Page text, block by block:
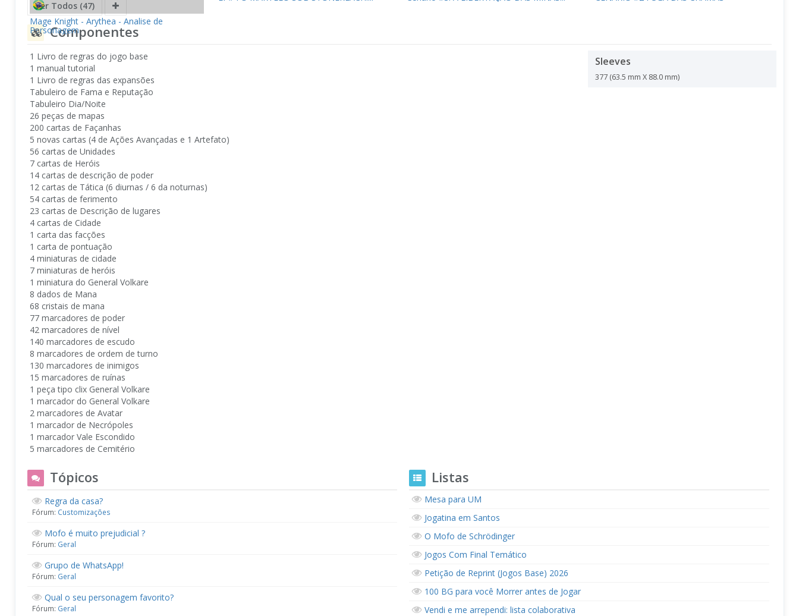
Mage Knight - Arythea - Analise de
Personagem
Ver Todos (47)
Componentes
1 Livro de regras do jogo base
1 manual tutorial
1 Livro de regras das expansões
Tabuleiro de Fama e Reputação
Tabuleiro Dia/Noite
26 peças de mapas
200 cartas de Façanhas
5 novas cartas (4 de Ações Avançadas e 1 Artefato)
56 cartas de Unidades
7 cartas de Heróis
14 cartas de descrição de poder
12 cartas de Tática (6 diurnas / 6 da noturnas)
54 cartas de ferimento
23 cartas de Descrição de lugares
4 cartas de Cidade
1 carta das facções
1 carta de pontuação
4 miniaturas de cidade
7 miniaturas de heróis
1 miniatura do General Volkare
8 dados de Mana
68 cristais de mana
77 marcadores de poder
42 marcadores de nível
140 marcadores de escudo
8 marcadores de ordem de turno
130 marcadores de inimigos
15 marcadores de ruínas
1 peça tipo clix General Volkare
1 marcador do General Volkare
2 marcadores de Avatar
1 marcador de Necrópoles
1 marcador Vale Escondido
5 marcadores de Cemitério
Sleeves
377 (63.5 mm X 88.0 mm)
Tópicos
Regra da casa?
Fórum: Customizações
Mofo é muito prejudicial ?
Fórum: Geral
Grupo de WhatsApp!
Fórum: Geral
Qual o seu personagem favorito?
Fórum: Geral
Listas
Mesa para UM
Jogatina em Santos
O Mofo de Schrödinger
Jogos Com Final Temático
Petição de Reprint (Jogos Base) 2026
100 BG para você Morrer antes de Jogar
Vendi e me arrependi: lista colaborativa